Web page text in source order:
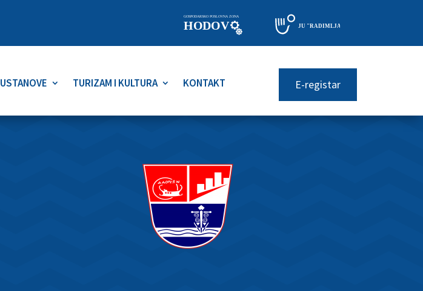
USTANOVE TURIZAM I KULTURA KONTAKT E-registar